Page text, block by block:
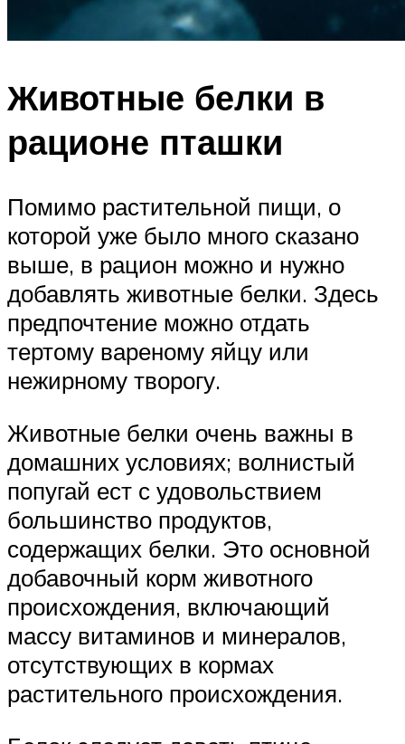
Животные белки в
рационе пташки
Помимо растительной пищи, о
которой уже было много сказано
выше, в рацион можно и нужно
добавлять животные белки. Здесь
предпочтение можно отдать
тертому вареному яйцу или
нежирному творогу.
Животные белки очень важны в
домашних условиях; волнистый
попугай ест с удовольствием
большинство продуктов,
содержащих белки. Это основной
добавочный корм животного
происхождения, включающий
массу витаминов и минералов,
отсутствующих в кормах
растительного происхождения.